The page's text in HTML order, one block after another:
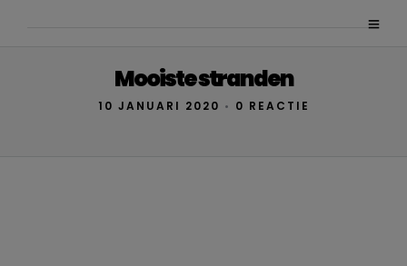
Mooiste stranden
10 JANUARI 2020 • 0 REACTIE